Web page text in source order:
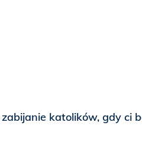
zabijanie katolików, gdy ci